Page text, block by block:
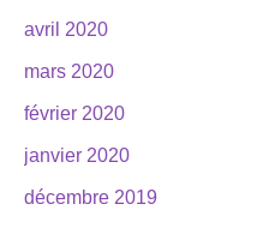
avril 2020
mars 2020
février 2020
janvier 2020
décembre 2019